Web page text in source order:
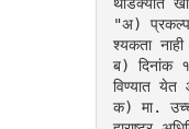
"अ)
श्यकता
ब) दिनांक
विण्यात
क) मा. उच्च